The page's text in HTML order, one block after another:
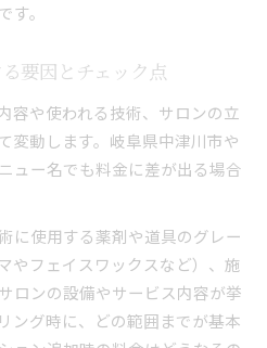
。
要因とチェック点
容や使われる技術、サロンの立
変動します。岐阜県中津川市や
ュー名でも料金に差が出る場合
に使用する薬剤や道具のグレー
やフェイスワックスなど）、施
ロンの設備やサービス内容が挙
ング時に、どの範囲までが基本